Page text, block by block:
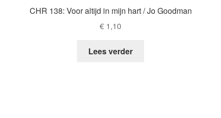
CHR 138: Voor altijd in mijn hart / Jo Goodman
€ 1,10
Lees verder